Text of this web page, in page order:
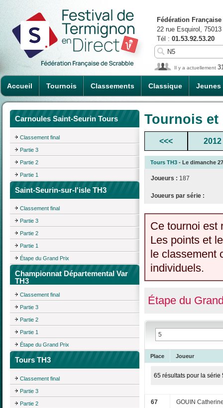
Accueil Tournois Classements Classique Jeunes
Fédération
22 rue Esquirol,
Tél : 01.53.92.53.20
Il y a actuellement
Carnoules Saint-Seurin Tours
Classement final
Partie 3
Partie 2
Partie 1
Saint-Seurin-sur-l'isle TH3
Classement final
Partie 3
Partie 2
Partie 1
Étape du Grand Prix
Championnat Départemental Var
TH3
Classement final
Partie 3
Partie 2
Partie 1
Étape du Grand Prix
Tours TH3
Classement final
Partie 3
Partie 2
Tournois
<<< 2012
Tours TH3 - Le dimanche
Joueurs : 187
Joueurs par série :
Ce tournoi est
Les points et
le classement
individuels.
Étape du
Place Joueur
65 résultats pour la série
67 GOUIN